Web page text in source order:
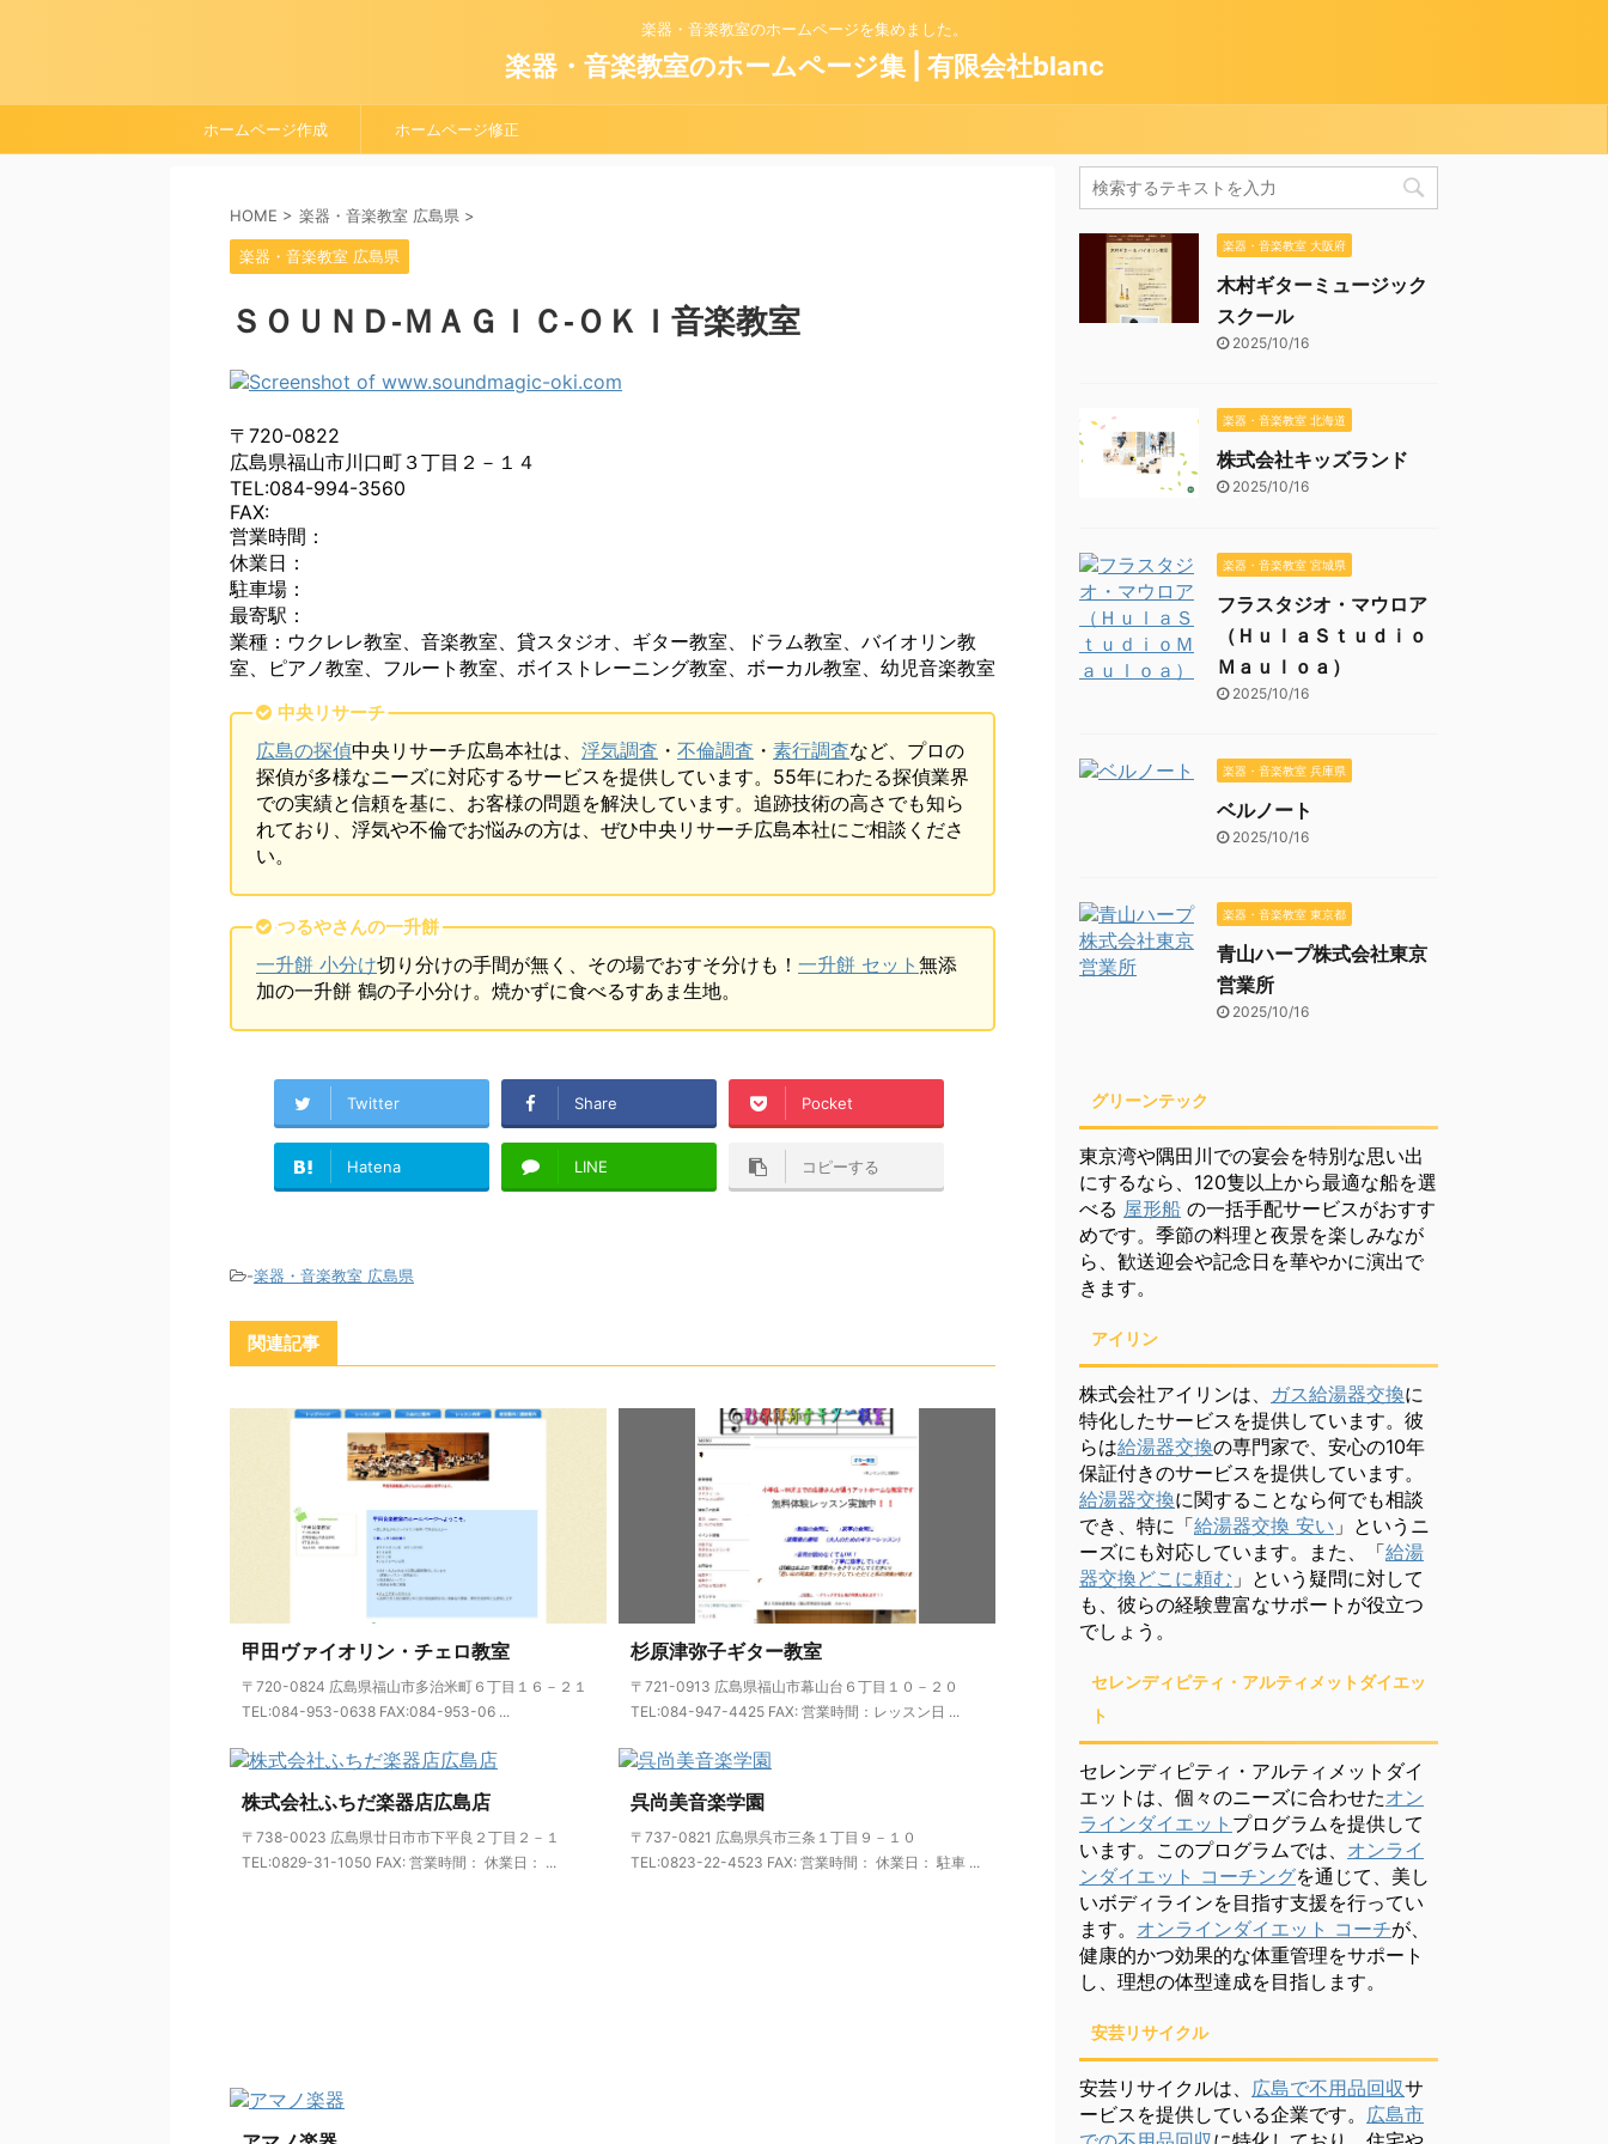
楽器・音楽教室のホームページを集めました。
楽器・音楽教室のホームページ集 | 有限会社blanc
ホームページ作成 ホームページ修正
HOME > 楽器・音楽教室 広島県 >
楽器・音楽教室 広島県
ＳＯＵＮＤ‐ＭＡＧＩＣ‐ＯＫＩ音楽教室
〒720-0822
広島県福山市川口町３丁目２－１４
TEL:084-994-3560
FAX:
営業時間：
休業日：
駐車場：
最寄駅：
業種：ウクレレ教室、音楽教室、貸スタジオ、ギター教室、ドラム教室、バイオリン教
室、ピアノ教室、フルート教室、ボイストレーニング教室、ボーカル教室、幼児音楽教室
中央リサーチ
広島の探偵中央リサーチ広島本社は、 浮気調査 ・ 不倫調査 ・ 素行調査など、プロの
探偵が多様なニーズに対応するサービスを提供しています。55年にわたる探偵業界
での実績と信頼を基に、お客様の問題を解決しています。追跡技術の高さでも知ら
れており、浮気や不倫でお悩みの方は、ぜひ中央リサーチ広島本社にご相談くださ
い。
つるやさんの一升餅
一升餅 小分け切り分けの手間が無く、その場でおすそ分けも！ 一升餅 セット 無添
加の一升餅 鶴の子小分け。焼かずに食べるすあま生地。
Twitter Share Pocket
Hatena LINE コピーする
-楽器・音楽教室 広島県
関連記事
甲田ヴァイオリン・チェロ教室
〒720-0824 広島県福山市多治米町６丁目１６－２１
TEL:084-953-0638 FAX:084-953-06 ...
杉原津弥子ギター教室
〒721-0913 広島県福山市幕山台６丁目１０－２０
TEL:084-947-4425 FAX: 営業時間：レッスン日 ...
株式会社ふちだ楽器店広島店
〒738-0023 広島県廿日市市下平良２丁目２－１
TEL:0829-31-1050 FAX: 営業時間： 休業日： ...
呉尚美音楽学園
〒737-0821 広島県呉市三条１丁目９－１０
TEL:0823-22-4523 FAX: 営業時間： 休業日： 駐車 ...
楽器・音楽教室 大阪府
木村ギターミュージック
スクール
2025/10/16
楽器・音楽教室 北海道
株式会社キッズランド
2025/10/16
楽器・音楽教室 宮城県
フラスタジオ・マウロア
（ＨｕｌａＳｔｕｄｉｏ
Ｍａｕｌｏａ）
2025/10/16
楽器・音楽教室 兵庫県
ベルノート
2025/10/16
楽器・音楽教室 東京都
青山ハープ株式会社東京
営業所
2025/10/16
グリーンテック
東京湾や隅田川での宴会を特別な思い出
にするなら、120隻以上から最適な船を選
べる 屋形船 の一括手配サービスがおすす
めです。季節の料理と夜景を楽しみなが
ら、歓送迎会や記念日を華やかに演出で
きます。
アイリン
株式会社アイリンは、 ガス給湯器交換に
特化したサービスを提供しています。彼
らは給湯器交換の専門家で、安心の10年
保証付きのサービスを提供しています。
給湯器交換に関することなら何でも相談
でき、特に「給湯器交換 安い 」というニ
ーズにも対応しています。また、「給湯
器交換どこに頼む 」という疑問に対して
も、彼らの経験豊富なサポートが役立つ
でしょう。
セレンディピティ・アルティメットダイエッ
ト
セレンディピティ・アルティメットダイ
エットは、個々のニーズに合わせたオン
ラインダイエット プログラムを提供して
います。このプログラムでは、 オンライ
ンダイエット コーチングを通じて、美し
いボディラインを目指す支援を行ってい
ます。 オンラインダイエット コーチが、
健康的かつ効果的な体重管理をサポート
し、理想の体型達成を目指します。
安芸リサイクル
安芸リサイクルは、 広島で不用品回収サ
ービスを提供している企業です。 広島市